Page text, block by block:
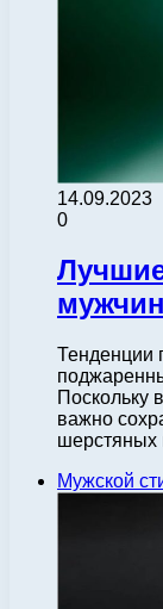
14.09.2023
0
Тенденции
Поскольку
важно
Мужской